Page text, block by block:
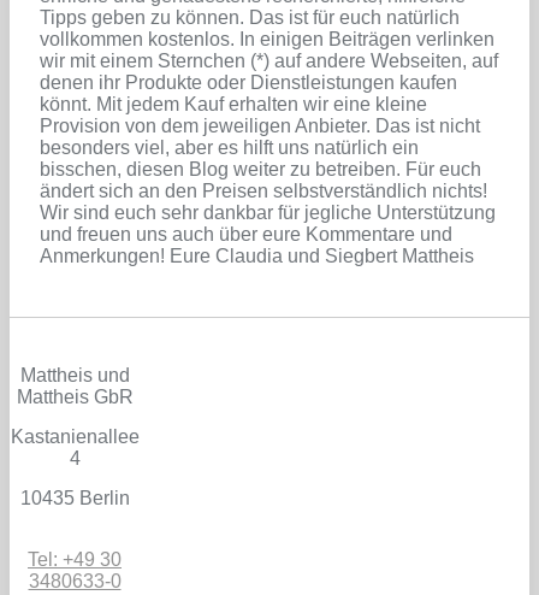
Tipps geben zu können. Das ist für euch natürlich
vollkommen kostenlos. In einigen Beiträgen verlinken
wir mit einem Sternchen (*) auf andere Webseiten, auf
denen ihr Produkte oder Dienstleistungen kaufen
könnt. Mit jedem Kauf erhalten wir eine kleine
Provision von dem jeweiligen Anbieter. Das ist nicht
besonders viel, aber es hilft uns natürlich ein
bisschen, diesen Blog weiter zu betreiben. Für euch
ändert sich an den Preisen selbstverständlich nichts!
Wir sind euch sehr dankbar für jegliche Unterstützung
und freuen uns auch über eure Kommentare und
Anmerkungen! Eure Claudia und Siegbert Mattheis
Mattheis und
Mattheis GbR
Kastanienallee
4
10435 Berlin
Tel: +49 30
3480633-0